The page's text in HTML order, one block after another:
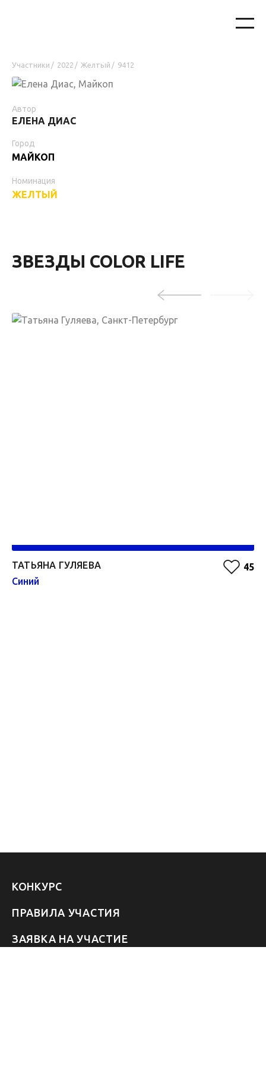
Участники / 2022 / Желтый / 9412
Автор
ЕЛЕНА ДИАС
Город
МАЙКОП
Номинация
ЖЕЛТЫЙ
ЗВЕЗДЫ COLOR LIFE
ТАТЬЯНА ГУЛЯЕВА
45
Синий
КОНКУРС
ПРАВИЛА УЧАСТИЯ
ЗАЯВКА НА УЧАСТИЕ